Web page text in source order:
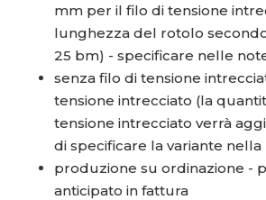
mm per il filo di tensione
lunghezza del rotolo
25 bm) - specificare nelle
senza filo di tensione
tensione intrecciato (la
tensione intrecciato verrà
di specificare la variante
produzione su ordinazione -
anticipato in fattura